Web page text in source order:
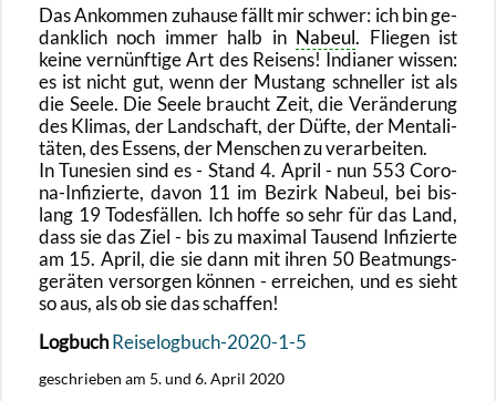
Das An­kom­men zu­hau­se fällt mir schwer: ich bin ge­
dank­lich noch immer halb in Na­beul. Flie­gen ist
keine ver­nünf­ti­ge Art des Rei­sens! In­dia­ner wis­sen:
es ist nicht gut, wenn der Mus­tang schnel­ler ist als
die Seele. Die Seele braucht Zeit, die Ver­än­de­rung
des Kli­mas, der Land­schaft, der Düfte, der Men­ta­li­
tä­ten, des Es­sens, der Men­schen zu ver­ar­bei­ten.
In Tu­ne­si­en sind es - Stand 4. April - nun 553 Co­ro­
na-In­fi­zier­te, davon 11 im Be­zirk Na­beul, bei bis­
lang 19 To­des­fäl­len. Ich hoffe so sehr für das Land,
dass sie das Ziel - bis zu ma­xi­mal Tau­send In­fi­zier­te
am 15. April, die sie dann mit ihren 50 Be­at­mungs­
ge­rä­ten ver­sor­gen kön­nen - er­rei­chen, und es sieht
so aus, als ob sie das schaf­fen!
Log­buchRei­se­log­buch-2020-1-5
ge­schrie­ben am 5. und 6. April 2020